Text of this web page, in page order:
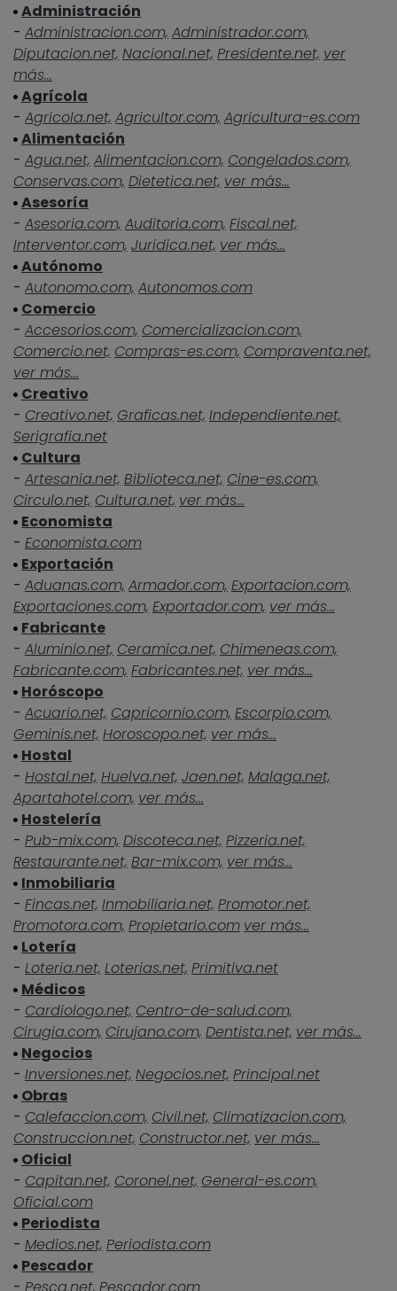
Administración
- Administracion.com, Administrador.com,
Diputacion.net, Nacional.net, Presidente.net, ver
más...
Agrícola
- Agricola.net, Agricultor.com, Agricultura-es.com
Alimentación
- Agua.net, Alimentacion.com, Congelados.com,
Conservas.com, Dietetica.net, ver más...
Asesoría
- Asesoria.com, Auditoria.com, Fiscal.net,
Interventor.com, Juridica.net, ver más...
Autónomo
- Autonomo.com, Autonomos.com
Comercio
- Accesorios.com, Comercializacion.com,
Comercio.net, Compras-es.com, Compraventa.net,
ver más...
Creativo
- Creativo.net, Graficas.net, Independiente.net,
Serigrafia.net
Cultura
- Artesania.net, Biblioteca.net, Cine-es.com,
Circulo.net, Cultura.net, ver más...
Economista
- Economista.com
Exportación
- Aduanas.com, Armador.com, Exportacion.com,
Exportaciones.com, Exportador.com, ver más...
Fabricante
- Aluminio.net, Ceramica.net, Chimeneas.com,
Fabricante.com, Fabricantes.net, ver más...
Horóscopo
- Acuario.net, Capricornio.com, Escorpio.com,
Geminis.net, Horoscopo.net, ver más...
Hostal
- Hostal.net, Huelva.net, Jaen.net, Malaga.net,
Apartahotel.com, ver más...
Hostelería
- Pub-mix.com, Discoteca.net, Pizzeria.net,
Restaurante.net, Bar-mix.com, ver más...
Inmobiliaria
- Fincas.net, Inmobiliaria.net, Promotor.net,
Promotora.com, Propietario.com ver más...
Lotería
- Loteria.net, Loterias.net, Primitiva.net
Médicos
- Cardiologo.net, Centro-de-salud.com,
Cirugia.com, Cirujano.com, Dentista.net, ver más...
Negocios
- Inversiones.net, Negocios.net, Principal.net
Obras
- Calefaccion.com, Civil.net, Climatizacion.com,
Construccion.net, Constructor.net, ver más...
Oficial
- Capitan.net, Coronel.net, General-es.com,
Oficial.com
Periodista
- Medios.net, Periodista.com
Pescador